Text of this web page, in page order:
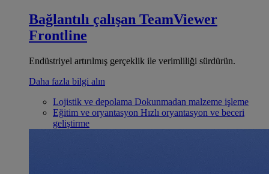
Bağlantılı çalışan TeamViewer
Frontline
Endüstriyel artırılmış gerçeklik ile verimliliği sürdürün.
Daha fazla bilgi alın
Lojistik ve depolama Dokunmadan malzeme işleme
Eğitim ve oryantasyon Hızlı oryantasyon ve beceri
geliştirme